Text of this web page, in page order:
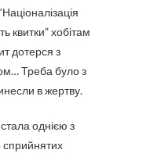
квитки” хобітам
дотерся з
Треба було з
в жертву.
стала однією з
сприйнятих